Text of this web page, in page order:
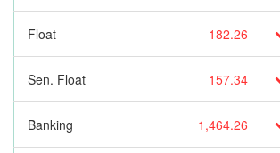
Float 182.26
Sen. Float 157.34
Banking 1,464.26